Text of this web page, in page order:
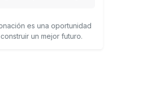
es una oportunidad
un mejor futuro.